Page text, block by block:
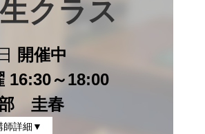
クラス
開催中
16:30～18:00
圭春
師詳細▼